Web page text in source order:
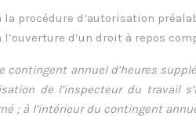
la procédure d’autorisation
l’ouverture d’un droit à repos
contingent annuel d’heures
de l’inspecteur du travail
; à l’intérieur du contingent